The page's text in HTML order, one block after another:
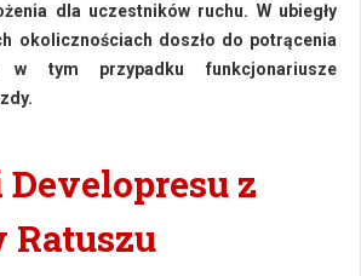
dla uczestników ruchu. W ubiegły
okolicznościach doszło do potrącenia
w tym przypadku funkcjonariusze
z